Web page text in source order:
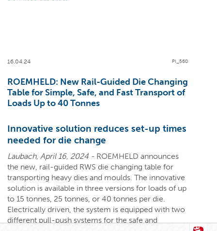
16.04.24 PI_560
ROEMHELD: New Rail-Guided Die Changing
Tablefor Simple, Safe, and Fast Transport of
Loads Up to 40 Tonnes
Innovative solution reduces set-up times
needed for die change
Laubach, April 16, 2024 - ROEMHELD announces
the new, rail-guided RWS die changing table for
transporting heavy dies and moulds. The innovative
solution is available in three versions for loads of up
to 15 tonnes, 25 tonnes, or 40 tonnes per die.
Electrically driven, the system is equipped with two
different pull-push systems for the safe and